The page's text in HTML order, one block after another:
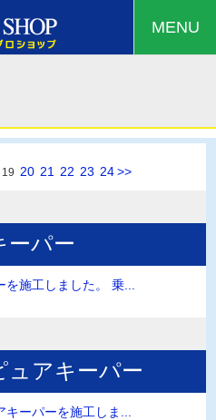
MENU
20 21 22 23 24 >>
ーパー
施工しました。 乗...
ュアキーパー
ーパーを施工しま...